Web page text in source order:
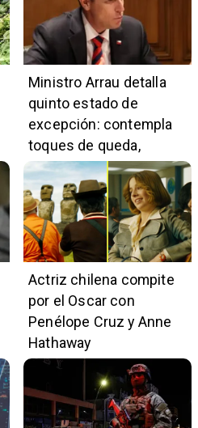
Ministro Arrau detalla
quinto estado de
excepción: contempla
toques de queda,
restricciones y
escuchas telefónicas
en zonas críticas
Actriz chilena compite
por el Oscar con
Penélope Cruz y Anne
Hathaway